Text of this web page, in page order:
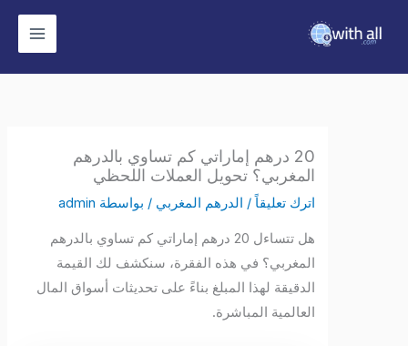
20 درهم إماراتي كم تساوي بالدرهم
المغربي؟ تحويل العملات اللحظي
اترك تعليقاً /الدرهم المغربي/ بواسطة admin
هل تتساءل 20 درهم إماراتي كم تساوي بالدرهم
المغربي؟ في هذه الفقرة، سنكشف لك القيمة
الدقيقة لهذا المبلغ بناءً على تحديثات أسواق المال
العالمية المباشرة.